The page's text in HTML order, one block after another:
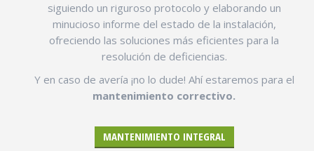
siguiendo un riguroso protocolo y elaborando un
minucioso informe del estado de la instalación,
ofreciendo las soluciones más eficientes para la
resolución de deficiencias.
Y en caso de avería ¡no lo dude! Ahí estaremos para el
mantenimiento correctivo.
MANTENIMIENTO INTEGRAL